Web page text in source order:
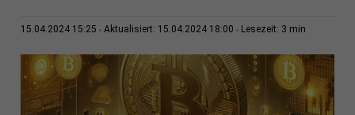
15.04.2024 15:25 Aktualisiert: 15.04.2024 18:00 Lesezeit: 3 min